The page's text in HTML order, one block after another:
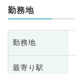
勤務地
勤務地
最寄り駅